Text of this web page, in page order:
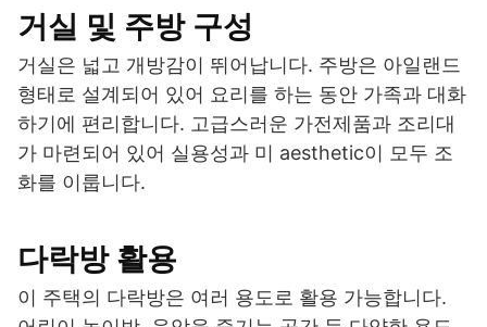
거실 및 주방 구성
거실은 넓고 개방감이 뛰어납니다. 주방은 아일랜드
형태로 설계되어 있어 요리를 하는 동안 가족과 대화
하기에 편리합니다. 고급스러운 가전제품과 조리대
가 마련되어 있어 실용성과 미 aesthetic이 모두 조
화를 이룹니다.
다락방 활용
이 주택의 다락방은 여러 용도로 활용 가능합니다.